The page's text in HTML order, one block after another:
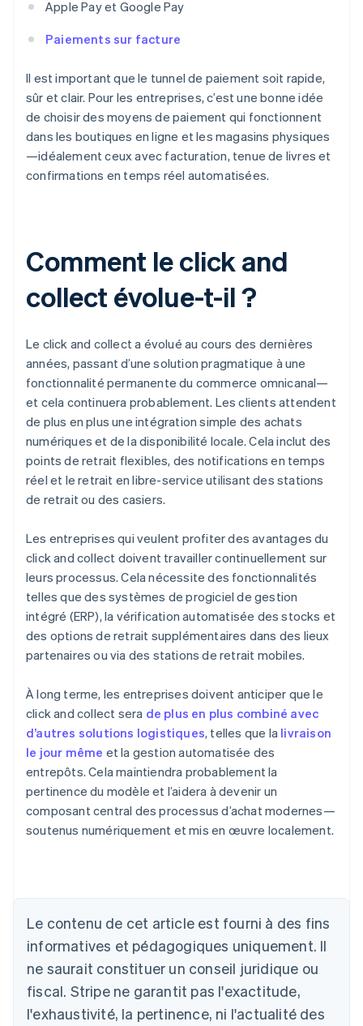
Apple Pay et Google Pay
Paiements sur facture
Il est important que le tunnel de paiement soit rapide,
sûr et clair. Pour les entreprises, c’est une bonne idée
de choisir des moyens de paiement qui fonctionnent
dans les boutiques en ligne et les magasins physiques
—idéalement ceux avec facturation, tenue de livres et
confirmations en temps réel automatisées.
Comment le click and
collect évolue-t-il ?
Le click and collect a évolué au cours des dernières
années, passant d’une solution pragmatique à une
fonctionnalité permanente du commerce omnicanal—
et cela continuera probablement. Les clients attendent
de plus en plus une intégration simple des achats
numériques et de la disponibilité locale. Cela inclut des
points de retrait flexibles, des notifications en temps
réel et le retrait en libre-service utilisant des stations
de retrait ou des casiers.
Les entreprises qui veulent profiter des avantages du
click and collect doivent travailler continuellement sur
leurs processus. Cela nécessite des fonctionnalités
telles que des systèmes de progiciel de gestion
intégré (ERP), la vérification automatisée des stocks et
des options de retrait supplémentaires dans des lieux
partenaires ou via des stations de retrait mobiles.
À long terme, les entreprises doivent anticiper que le
click and collect sera de plus en plus combiné avec
d’autres solutions logistiques, telles que la livraison
le jour même et la gestion automatisée des
entrepôts. Cela maintiendra probablement la
pertinence du modèle et l’aidera à devenir un
composant central des processus d’achat modernes—
soutenus numériquement et mis en œuvre localement.
Le contenu de cet article est fourni à des fins
informatives et pédagogiques uniquement. Il
ne saurait constituer un conseil juridique ou
fiscal. Stripe ne garantit pas l'exactitude,
l'exhaustivité, la pertinence, ni l'actualité des
Australie
Autriche
DeutschEnglish
Belgique
Nederlands FrançaisDeutsch English
Brésil
PortuguêsEnglish